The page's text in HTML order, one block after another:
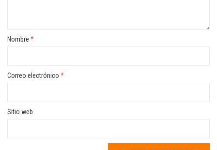
Nombre *
Correo electrónico *
Sitio web